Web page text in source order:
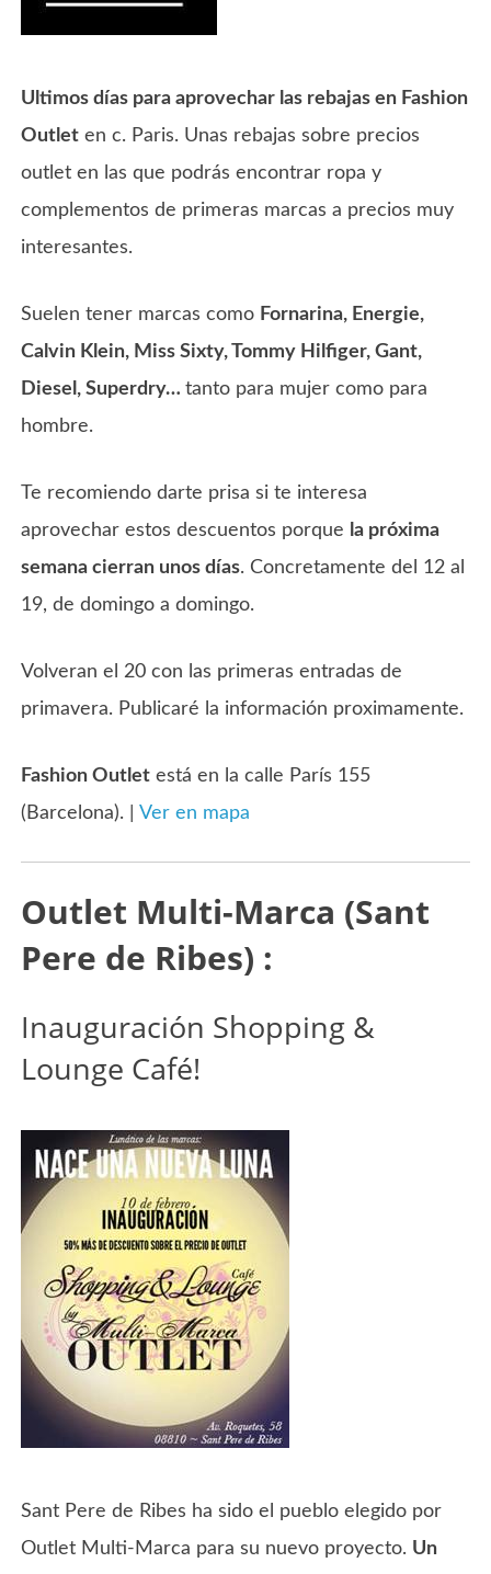
Ultimos días para aprovechar las rebajas en Fashion
Outlet en c. Paris. Unas rebajas sobre precios
outlet en las que podrás encontrar ropa y
complementos de primeras marcas a precios muy
interesantes.
Suelen tener marcas como Fornarina, Energie,
Calvin Klein, Miss Sixty, Tommy Hilfiger, Gant,
Diesel, Superdry…tanto para mujer como para
hombre.
Te recomiendo darte prisa si te interesa
aprovechar estos descuentos porque la próxima
semana cierran unos días. Concretamente del 12 al
19, de domingo a domingo.
Volveran el 20 con las primeras entradas de
primavera. Publicaré la información proximamente.
Fashion Outlet está en la calle París 155
(Barcelona). | Ver en mapa
Outlet Multi-Marca (Sant
Pere de Ribes) :
Inauguración Shopping &
Lounge Café!
Sant Pere de Ribes ha sido el pueblo elegido por
Outlet Multi-Marca para su nuevo proyecto. Un